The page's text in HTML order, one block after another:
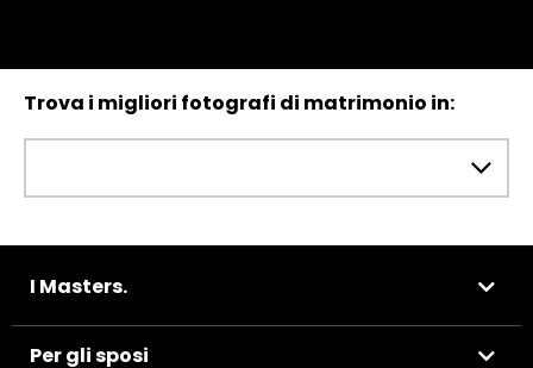
Trova i migliori fotografi di matrimonio in:
I Masters.
Per gli sposi